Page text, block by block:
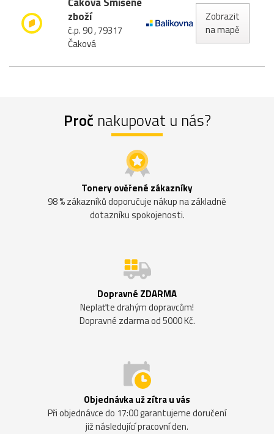
zboží
č.p. 90 , 79317
Čaková
Zobrazit
na mapě
Proč nakupovat u nás?
Tonery ověřené zákazníky
98 % zákazníků doporučuje nákup na základně
dotazníku spokojenosti.
Dopravné ZDARMA
Neplaťte drahým dopravcům!
Dopravné zdarma od 5000 Kč.
Objednávka už zítra u vás
Při objednávce do 17:00 garantujeme doručení
již následující pracovní den.